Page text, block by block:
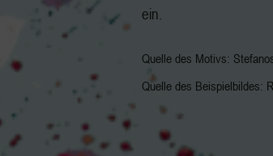
ein.
Quelle des Motivs:
Quelle des Beispielbildes: